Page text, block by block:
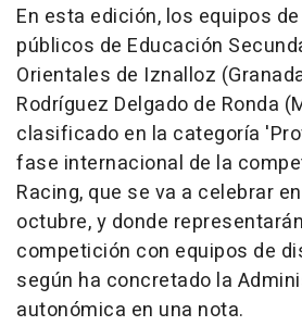
En esta edición, los equipos
públicos de Educación
Orientales de Iznalloz
Rodríguez Delgado de Ronda
clasificado en la categoría
fase internacional de la
Racing, que se va a celebrar
octubre, y donde
competición con equipos de
según ha concretado la
autonómica en una nota.